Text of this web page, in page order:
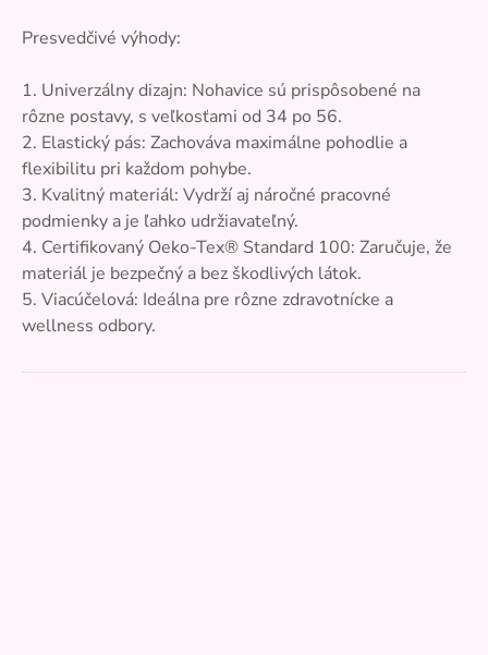
Presvedčivé výhody:
1. Univerzálny dizajn: Nohavice sú prispôsobené na
rôzne postavy, s veľkosťami od 34 po 56.
2. Elastický pás: Zachováva maximálne pohodlie a
flexibilitu pri každom pohybe.
3. Kvalitný materiál: Vydrží aj náročné pracovné
podmienky a je ľahko udržiavateľný.
4. Certifikovaný Oeko-Tex® Standard 100: Zaručuje, že
materiál je bezpečný a bez škodlivých látok.
5. Viacúčelová: Ideálna pre rôzne zdravotnícke a
wellness odbory.